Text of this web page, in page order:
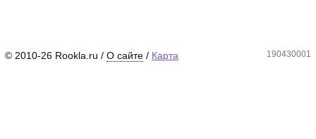
© 2010-26 Rookla.ru / О сайте / Карта 190430001